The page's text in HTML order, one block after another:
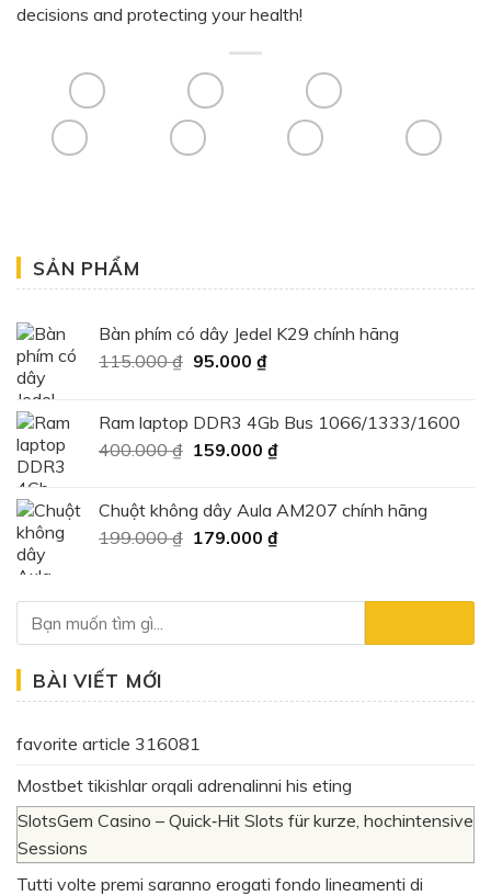
decisions and protecting your health!
SẢN PHẨM
Bàn phím có dây Jedel K29 chính hãng
115.000₫ Giá
115.000 ₫.
95.000 ₫Giá
là:
95.000 ₫.
Ram laptop DDR3 4Gb Bus 1066/1333/1600
400.000₫ Giá
400.000 ₫.
159.000 ₫Giá
là:
159.000 ₫.
Chuột không dây Aula AM207 chính hãng
199.000₫ Giá
199.000 ₫.
179.000 ₫Giá
là:
BÀI VIẾT MỚI
favorite article 316081
Mostbet tikishlar orqali adrenalinni his eting
SlotsGem Casino – Quick‑Hit Slots für kurze, hochintensive
Sessions
Tutti volte premi saranno erogati fondo lineamenti di